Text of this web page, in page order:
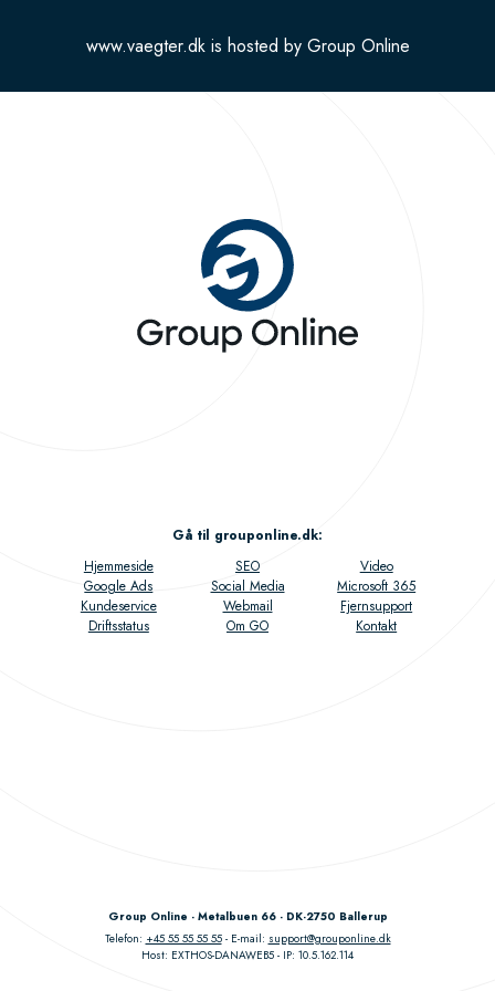
www.vaegter.dk is hosted by Group Online
Gå til grouponline.dk:
Hjemmeside
SEO
Video
Google Ads
Social Media
Microsoft 365
Kundeservice
Webmail
Fjernsupport
Driftsstatus
Om GO Kontakt
Group Online - Metalbuen 66 - DK-2750 Ballerup
Telefon: +45 55 55 55 55 E-mail: support@grouponline.dk
Host: EXTHOS-DANAWEB5 IP: 10.5.162.114